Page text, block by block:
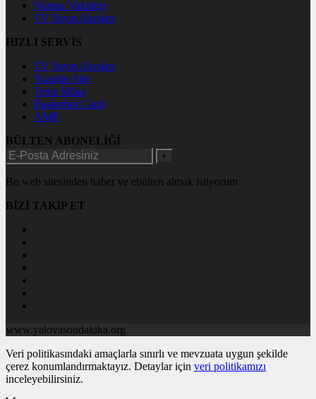
Namaz Vakitleri
TV Yayın Akışları
HIZLI SERVİS
TV Yayın Akışları
Yazarlar Site
Tenis İddaa
Basketbol Canlı
AMP
BÜLTEN ABONELİĞİ
+
Bu web sitesinden haber ve ebülten almak istiyorum
BİZİ TAKİP ET
www.yalovasondakika.org
Veri politikasındaki amaçlarla sınırlı ve mevzuata uygun şekilde
çerez konumlandırmaktayız. Detaylar için veri politikamızı
inceleyebilirsiniz.